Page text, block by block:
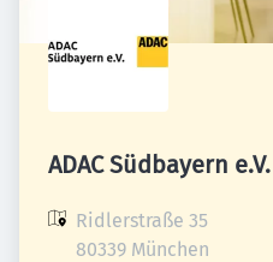
ADAC Südbayern e.V.
Ridlerstraße 35
80339 München